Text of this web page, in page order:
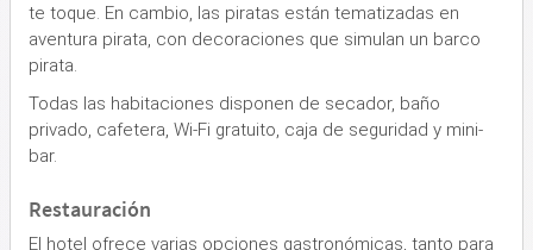
te toque. En cambio, las piratas están tematizadas en
aventura pirata, con decoraciones que simulan un barco
pirata.
Todas las habitaciones disponen de secador, baño
privado, cafetera, Wi-Fi gratuito, caja de seguridad y mini-
bar.
Restauración
El hotel ofrece varias opciones gastronómicas, tanto para